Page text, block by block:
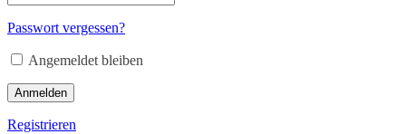
Passwort vergessen?
Angemeldet bleiben
Anmelden
Registrieren